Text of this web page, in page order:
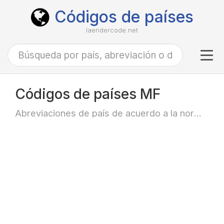
Códigos de países
laendercode.net
Códigos de países MF
Abreviaciones de país de acuerdo a la norma ISO-3166 alfa-2